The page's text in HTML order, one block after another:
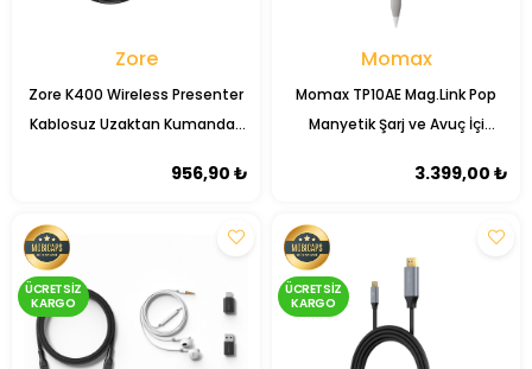
Zore
Zore K400 Wireless Presenter
Kablosuz Uzaktan Kumandalı
956,90 ₺
Momax
Momax TP10AE Mag.Link Pop
Manyetik Şarj ve Avuç İçi
iPad Kalemi3.399,00 ₺
ÜCRETSIZ
KARGO
ÜCRETSIZ
KARGO